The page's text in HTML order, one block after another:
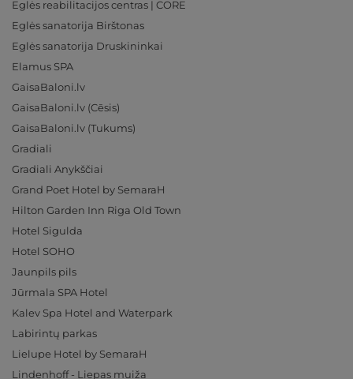
Eglės reabilitacijos centras | CORE
Eglės sanatorija Birštonas
Eglės sanatorija Druskininkai
Elamus SPA
GaisaBaloni.lv
GaisaBaloni.lv (Cēsis)
GaisaBaloni.lv (Tukums)
Gradiali
Gradiali Anykščiai
Grand Poet Hotel by SemaraH
Hilton Garden Inn Riga Old Town
Hotel Sigulda
Hotel SOHO
Jaunpils pils
Jūrmala SPA Hotel
Kalev Spa Hotel and Waterpark
Labirintų parkas
Lielupe Hotel by SemaraH
Lindenhoff - Liepas muiža